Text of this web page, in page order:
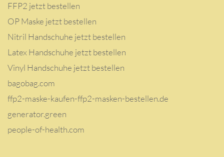
FFP2 jetzt bestellen
OP Maske jetzt bestellen
Nitril Handschuhe jetzt bestellen
Latex Handschuhe jetzt bestellen
Vinyl Handschuhe jetzt bestellen
bagobag.com
ffp2-maske-kaufen-ffp2-masken-bestellen.de
generator.green
people-of-health.com